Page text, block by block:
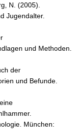
N. (2005).
Jugendalter.
und Methoden.
der
und Befunde.
München: